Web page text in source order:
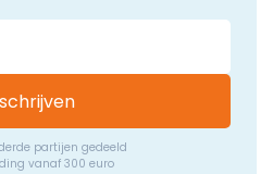
partijen gedeeld
vanaf 300 euro